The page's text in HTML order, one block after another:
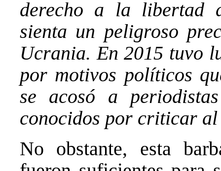
derecho a la libertad
sienta un peligroso
Ucrania. En 2015 tuvo
por motivos políticos
se acosó a
conocidos por criticar
No obstante, esta